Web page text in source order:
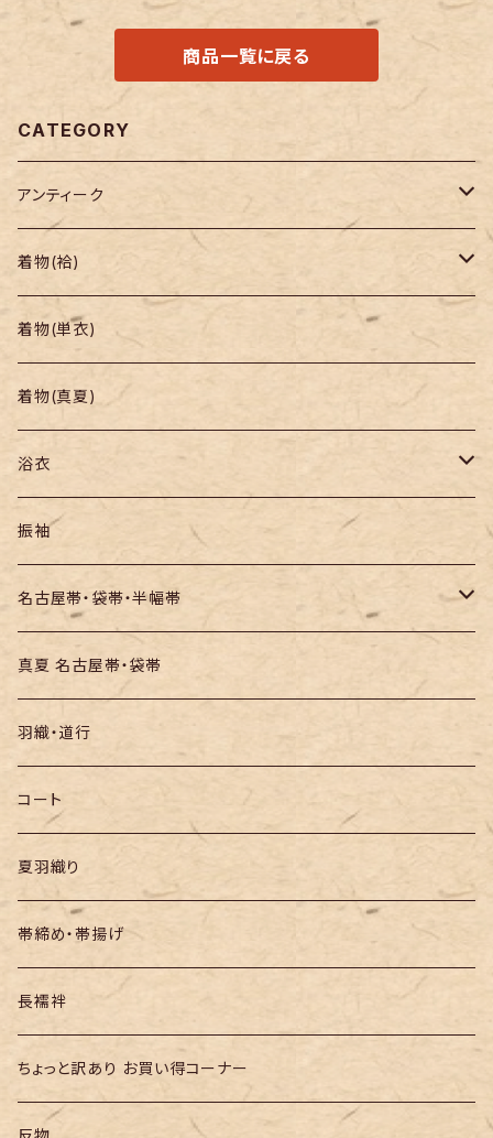
商品一覧に戻る
CATEGORY
アンティーク
着物
帯
羽織り・道行
着物(袷)
小紋
色無地・江戸小紋
紬
訪問着・付下
お召し
着物(単衣)
着物(真夏)
浴衣
セオα・ポリ
木綿・綿麻
絞りの浴衣
振袖
名古屋帯・袋帯・半幅帯
名古屋帯
袋帯
半幅帯
真夏 名古屋帯・袋帯
羽織・道行
コート
夏羽織り
帯締め・帯揚げ
長襦袢
ちょっと訳あり お買い得コーナー